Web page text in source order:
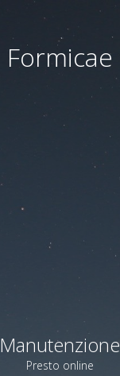
Formicae
Manutenzione
Presto online